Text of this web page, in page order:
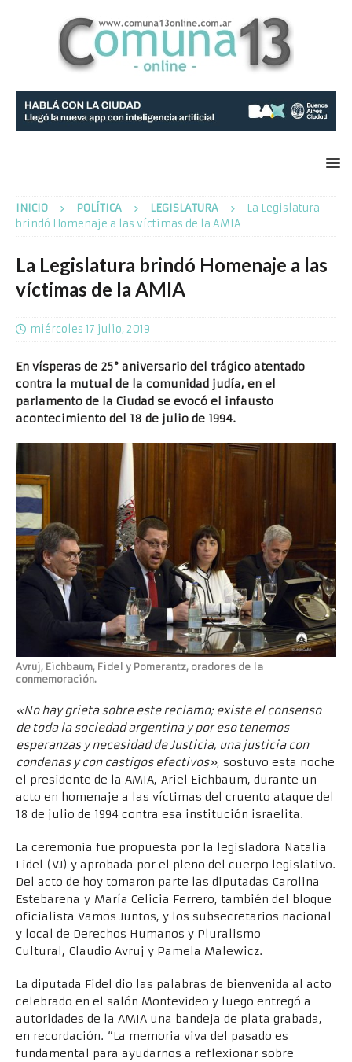
INICIO POLÍTICA LEGISLATURA
La Legislatura
brindó Homenaje a las víctimas de la AMIA
La Legislatura brindó Homenaje a las
víctimas de la AMIA
miércoles 17 julio, 2019
En vísperas de 25° aniversario del trágico atentado
contra la mutual de la comunidad judía, en el
parlamento de la Ciudad se evocó el infausto
acontecimiento del 18 de julio de 1994.
Avruj, Eichbaum, Fidel y Pomerantz, oradores de la
conmemoración.
«No hay grieta sobre este reclamo; existe el consenso
de toda la sociedad argentina y por eso tenemos
esperanzas y necesidad de Justicia, una justicia con
condenas y con castigos efectivos», sostuvo esta noche
el presidente de la AMIA, Ariel Eichbaum, durante un
acto en homenaje a las víctimas del cruento ataque del
18 de julio de 1994 contra esa institución israelita.
La ceremonia fue propuesta por la legisladora Natalia
Fidel (VJ) y aprobada por el pleno del cuerpo legislativo.
Del acto de hoy tomaron parte las diputadas Carolina
Estebarena y María Celicia Ferrero, también del bloque
oficialista Vamos Juntos, y los subsecretarios nacional
y local de Derechos Humanos y Pluralismo
Cultural, Claudio Avruj y Pamela Malewicz.
La diputada Fidel dio las palabras de bienvenida al acto
celebrado en el salón Montevideo y luego entregó a
autoridades de la AMIA una bandeja de plata grabada,
en recordación. “La memoria viva del pasado es
fundamental para ayudarnos a reflexionar sobre